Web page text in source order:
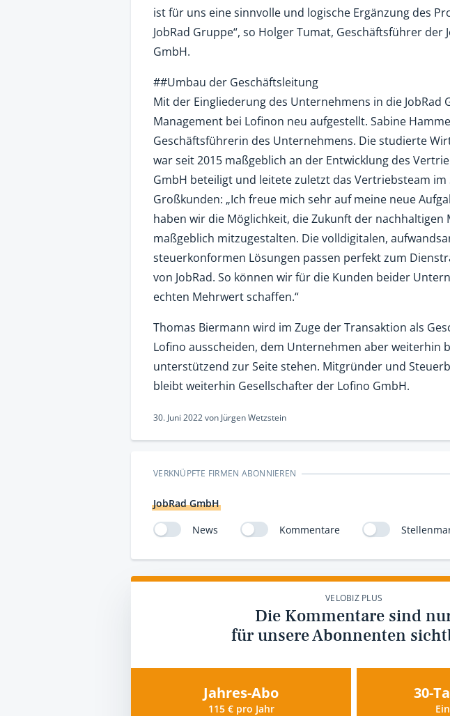
ist für uns eine sinnvolle und logische Ergänzung des
JobRad Gruppe“, so Holger Tumat, Geschäftsführer der
GmbH.
##Umbau der Geschäftsleitung
Mit der Eingliederung des Unternehmens in die JobRad
Management bei Lofinon neu aufgestellt. Sabine
Geschäftsführerin des Unternehmens. Die studierte
war seit 2015 maßgeblich an der Entwicklung des
GmbH beteiligt und leitete zuletzt das Vertriebsteam im
Großkunden: „Ich freue mich sehr auf meine neue
haben wir die Möglichkeit, die Zukunft der nachhaltigen
maßgeblich mitzugestalten. Die volldigitalen,
steuerkonformen Lösungen passen perfekt zum
von JobRad. So können wir für die Kunden beider
echten Mehrwert schaffen.“
Thomas Biermann wird im Zuge der Transaktion als
Lofino ausscheiden, dem Unternehmen aber weiterhin
unterstützend zur Seite stehen. Mitgründer und
bleibt weiterhin Gesellschafter der Lofino GmbH.
30. Juni 2022von Jürgen Wetzstein
VERKNÜPFTE FIRMEN ABONNIEREN
JobRad GmbH
News
Kommentare
VELOBIZ PLUS
Die Kommentare sind
für unsere Abonnenten
Jahres-Abo
115 € pro Jahr
30-